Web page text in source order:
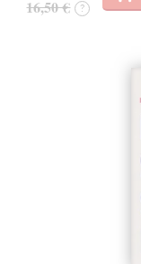
16,50 € ?